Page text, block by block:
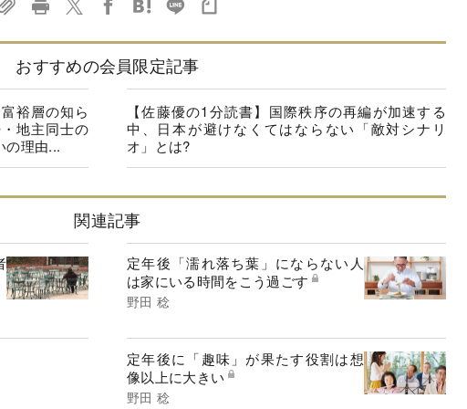
おすすめの会員限定記事
裕層の知ら
地主同士の
の理由...
【佐藤優の1分読書】国際秩序の再編が加速する
中、日本が避けなくてはならない「敵対シナリ
オ」とは?
関連記事
定年後「濡れ落ち葉」にならない人
は家にいる時間をこう過ごす
野田 稔
定年後に「趣味」が果たす役割は想
像以上に大きい
野田 稔